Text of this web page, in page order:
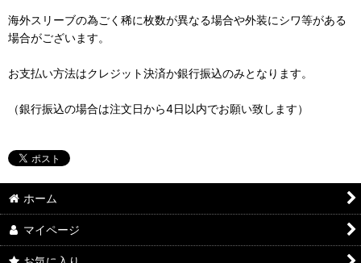
海外スリーブの為ごく稀に枚数が異なる場合や外装にシワ等がある
場合がございます。
お支払い方法はクレジット決済か銀行振込のみとなります。
（銀行振込の場合は注文日から4日以内でお願い致します）
ホーム
マイページ